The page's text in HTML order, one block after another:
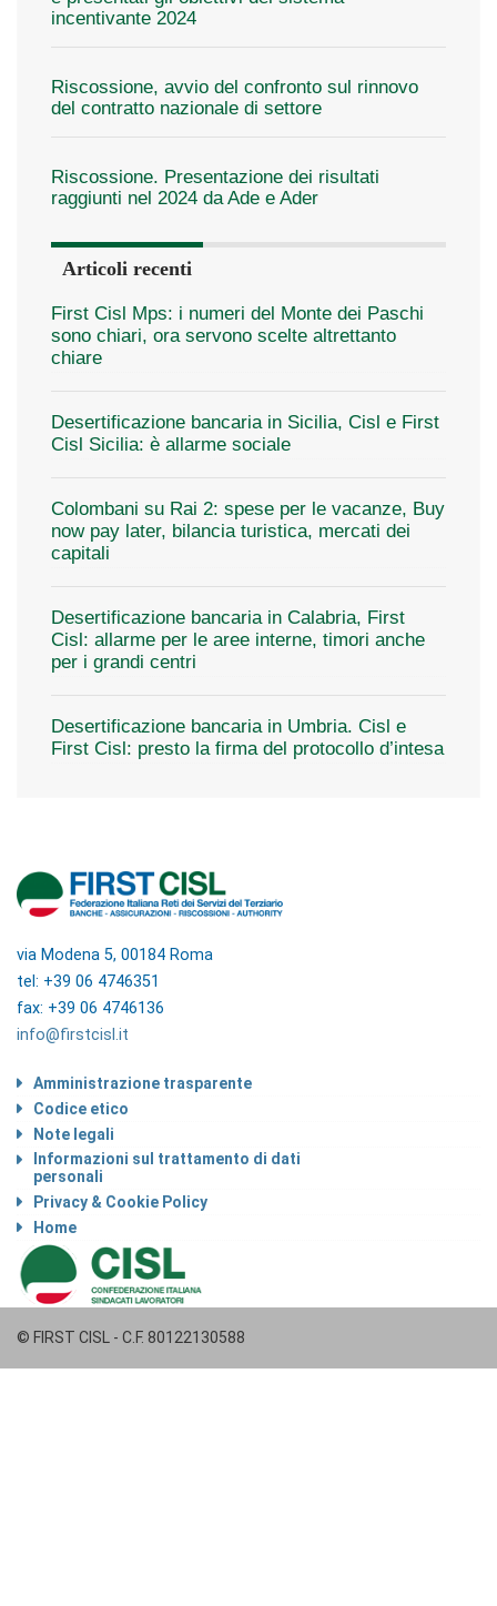
incentivante 2024
Riscossione, avvio del confronto sul rinnovo
del contratto nazionale di settore
Riscossione. Presentazione dei risultati
raggiunti nel 2024 da Ade e Ader
Articoli recenti
First Cisl Mps: i numeri del Monte dei Paschi
sono chiari, ora servono scelte altrettanto
chiare
Desertificazione bancaria in Sicilia, Cisl e First
Cisl Sicilia: è allarme sociale
Colombani su Rai 2: spese per le vacanze, Buy
now pay later, bilancia turistica, mercati dei
capitali
Desertificazione bancaria in Calabria, First
Cisl: allarme per le aree interne, timori anche
per i grandi centri
Desertificazione bancaria in Umbria. Cisl e
First Cisl: presto la firma del protocollo d’intesa
via Modena 5, 00184 Roma
tel: +39 06 4746351
fax: +39 06 4746136
info@firstcisl.it
Amministrazione trasparente
Codice etico
Note legali
Informazioni sul trattamento di dati
personali
Privacy & Cookie Policy
Home
© FIRST CISL - C.F. 80122130588